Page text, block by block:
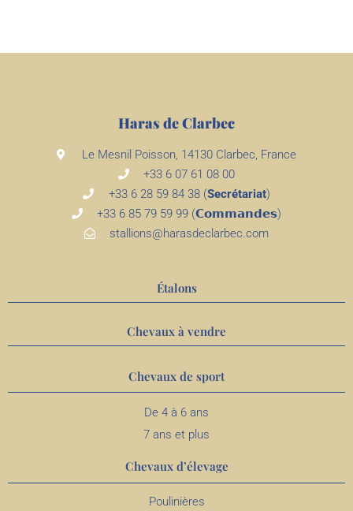
Haras de Clarbec
Le Mesnil Poisson, 14130 Clarbec, France
+33 6 07 61 08 00
+33 6 28 59 84 38 (Secrétariat)
+33 6 85 79 59 99 (𝗖𝗼𝗺𝗺𝗮𝗻𝗱𝗲𝘀)
stallions@harasdeclarbec.com
Étalons
Chevaux à vendre
Chevaux de sport
De 4 à 6 ans
7 ans et plus
Chevaux d’élevage
Poulinières